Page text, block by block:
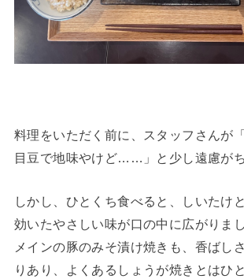
料理をいただく前に、スタッフさんが
目豆で地味やけど……」と少し遠慮がち
しかし、ひとくち食べると、しいたけ
効いたやさしい味が口の中に広がりまし
メインの豚のみそ漬け焼きも、香ばし
りあり、よくあるしょうが焼きとはひ